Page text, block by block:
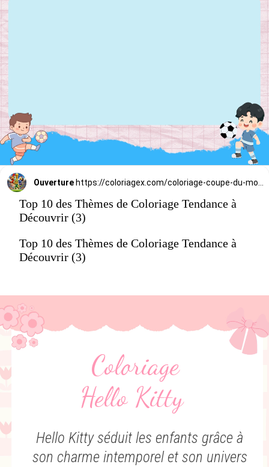
Ouverture
Top 10 des Thèmes de Coloriage Tendance à
Découvrir (3)
Top 10 des Thèmes de Coloriage Tendance à
Découvrir (3)
Coloriage
Hello Kitty
Hello Kitty séduit les enfants grâce à
son charme intemporel et son univers